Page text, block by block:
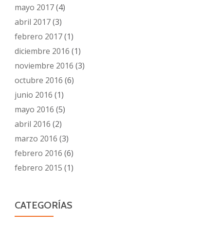
mayo 2017(4)
abril 2017(3)
febrero 2017(1)
diciembre 2016 (1)
noviembre 2016 (3)
octubre 2016 (6)
junio 2016 (1)
mayo 2016 (5)
abril 2016 (2)
marzo 2016 (3)
febrero 2016 (6)
febrero 2015 (1)
CATEGORÍAS